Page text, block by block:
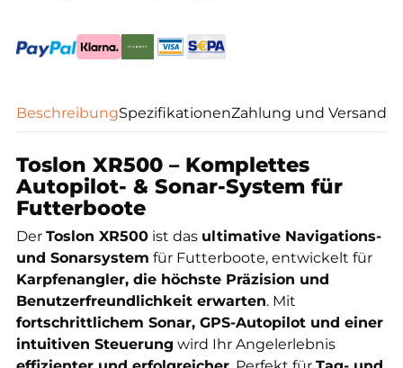
BeschreibungSpezifikationenZahlung und Versand
Toslon XR500 – Komplettes
Autopilot- & Sonar-System für
Futterboote
Der Toslon XR500 ist das ultimative Navigations-
und Sonarsystem für Futterboote, entwickelt für
Karpfenangler, die höchste Präzision und
Benutzerfreundlichkeit erwarten. Mit
fortschrittlichem Sonar, GPS-Autopilot und einer
intuitiven Steuerung wird Ihr Angelerlebnis